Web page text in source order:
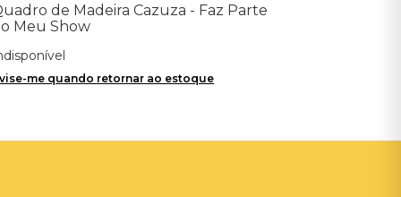
de Madeira Cazuza - Faz Parte
Meu Show
me quando retornar ao estoque